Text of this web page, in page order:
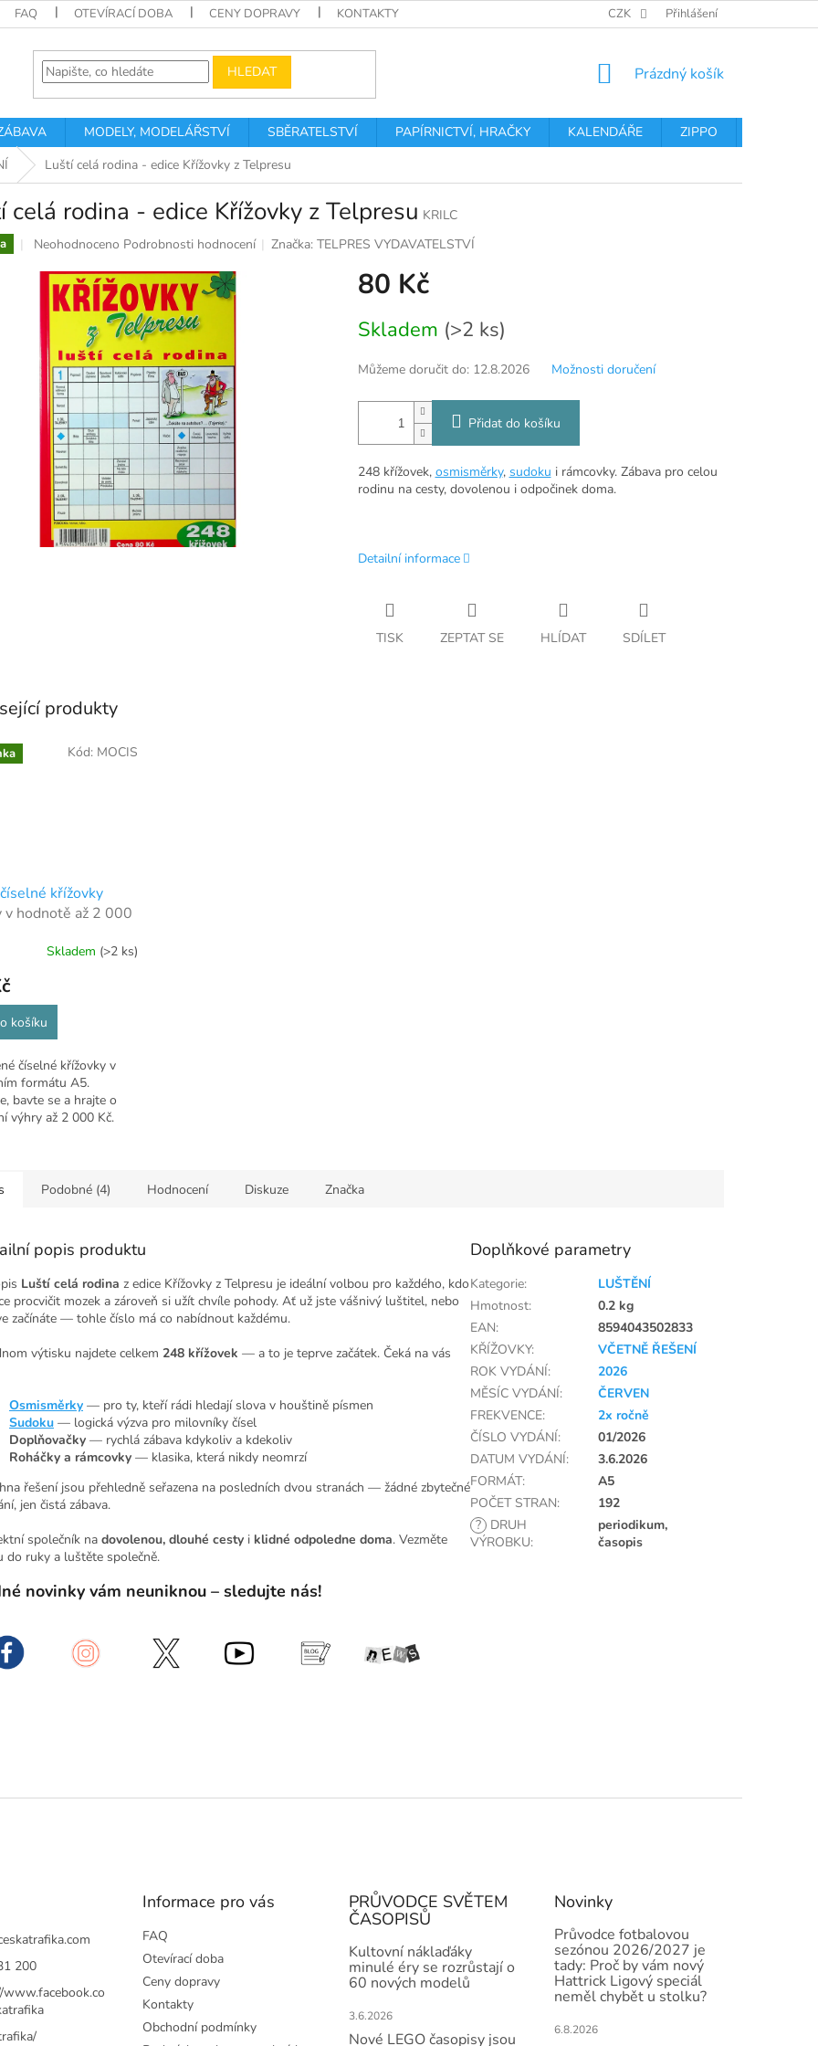
FAQ OTEVÍRACÍ DOBA CENY DOPRAVY KONTAKTY PODMÍNKY OCHRANY OSOBNÍCH
CZK Přihlášení
HLEDAT
NÁKUPNÍ
Prázdný košík
MODELY, MODELÁŘSTVÍ SBĚRATELSTVÍ PAPÍRNICTVÍ, HRAČKY KALENDÁŘE ZIPPO
Luští celá rodina - edice Křížovky z Telpresu
celá rodina - edice Křížovky z Telpresu KRILC
Průměrné
produktu
hvězdiček.
Neohodnoceno Podrobnosti hodnocení Značka:TELPRES VYDAVATELSTVÍ
80 Kč
cena:
Skladem (>2 ks)
Můžeme doručit do: 12.8.2026 Možnosti doručení
Přidat do košíku
248 křížovek, osmisměrky, sudoku i rámcovky. Zábava pro celou
rodinu na cesty, dovolenou i odpočinek doma.
Detailní informace
TISK ZEPTAT SE HLÍDAT SDÍLET
produkty
křížovky
v hodnotě až 2 000
Skladem (>2 ks)
košíku
číselné křížovky v
formátu A5.
bavte se a hrajte o
výhry až 2 000 Kč.
Kód: MOCIS
Podobné (4) Hodnocení Diskuze Značka
popis produktu
Luští celá rodina z edice Křížovky z Telpresu je ideální volbou pro každého, kdo
procvičit mozek a zároveň si užít chvíle pohody. Ať už jste vášnivý luštitel, nebo
začínáte — tohle číslo má co nabídnout každému.
výtisku najdete celkem 248 křížovek — a to je teprve začátek. Čeká na vás
Osmisměrky — pro ty, kteří rádi hledají slova v houštině písmen
Sudoku — logická výzva pro milovníky čísel
Doplňovačky — rychlá zábava kdykoliv a kdekoliv
Roháčky a rámcovky — klasika, která nikdy neomrzí
řešení jsou přehledně seřazena na posledních dvou stranách — žádné zbytečné
jen čistá zábava.
společník na dovolenou, dlouhé cesty i klidné odpoledne doma. Vezměte
do ruky a luštěte společně.
novinky vám neuniknou – sledujte nás!
Doplňkové parametry
Kategorie:
LUŠTĚNÍ
Hmotnost:
0.2 kg
EAN:
8594043502833
KŘÍŽOVKY:
VČETNĚ ŘEŠENÍ
ROK VYDÁNÍ:
2026
MĚSÍC VYDÁNÍ:
ČERVEN
FREKVENCE:
2x ročně
ČÍSLO VYDÁNÍ:
01/2026
DATUM VYDÁNÍ:
3.6.2026
FORMÁT:
A5
POČET STRAN:
192
? DRUH
VÝROBKU:
periodikum,
časopis
200
Informace pro vás
FAQ
Otevírací doba
Ceny dopravy
Kontakty
Obchodní podmínky
PRŮVODCE SVĚTEM
ČASOPISŮ
Kultovní náklaďáky
minulé éry se rozrůstají o
60 nových modelů
3.6.2026
Nové LEGO časopisy jsou
Novinky
Průvodce fotbalovou
sezónou 2026/2027 je
tady: Proč by vám nový
Hattrick Ligový speciál
neměl chybět u stolku?
6.8.2026